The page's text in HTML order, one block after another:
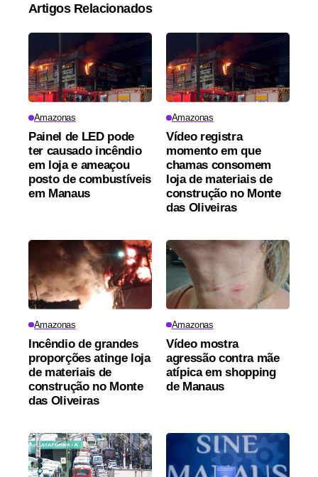
Artigos Relacionados
Amazonas
Painel de LED pode
ter causado incêndio
em loja e ameaçou
posto de combustíveis
em Manaus
Amazonas
Vídeo registra
momento em que
chamas consomem
loja de materiais de
construção no Monte
das Oliveiras
Amazonas
Incêndio de grandes
proporções atinge loja
de materiais de
construção no Monte
das Oliveiras
Amazonas
Vídeo mostra
agressão contra mãe
atípica em shopping
de Manaus